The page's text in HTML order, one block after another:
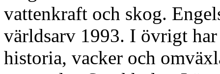
vattenkraft och skog.
världsarv 1993. I övrigt har
historia, vacker och